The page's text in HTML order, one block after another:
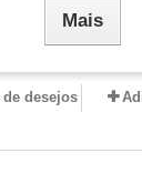
Mais
desejos